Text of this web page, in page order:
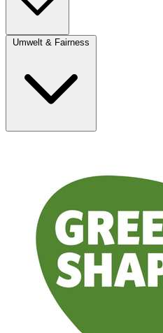
Umwelt & Fairness